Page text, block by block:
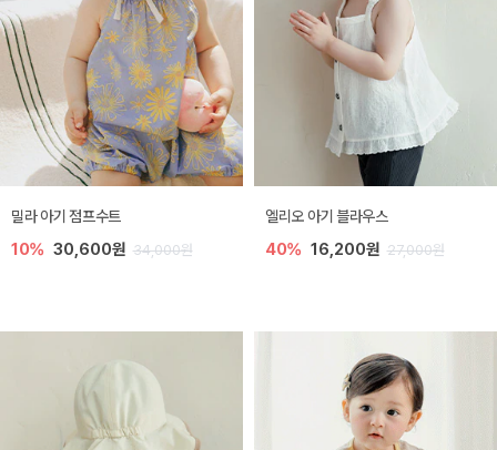
밀라 아기 점프수트
10% 30,600원 34,000원
엘리오 아기 블라우스
40% 16,200원 27,000원